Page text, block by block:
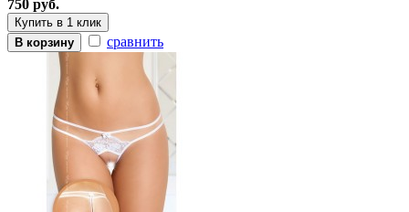
750 руб.
Купить в 1 клик
В корзину
сравнить